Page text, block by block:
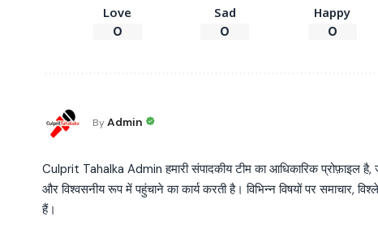
Love
0
Sad
0
Happy
0
ByAdmin
Culprit Tahalka Admin हमारी संपादकीय टीम का आधिकारिक प्रोफ़ाइल है,
और विश्वसनीय रूप में पहुंचाने का कार्य करती है। विभिन्न विषयों पर समाचार,
हैं।